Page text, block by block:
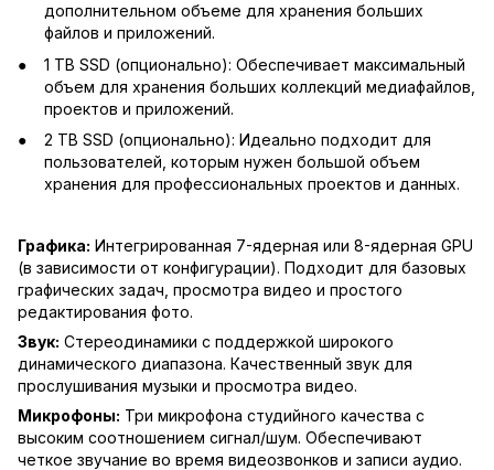
дополнительном объеме для хранения больших
файлов и приложений.
1 TB SSD (опционально): Обеспечивает максимальный
объем для хранения больших коллекций медиафайлов,
проектов и приложений.
2 TB SSD (опционально): Идеально подходит для
пользователей, которым нужен большой объем
хранения для профессиональных проектов и данных.
Графика: Интегрированная 7-ядерная или 8-ядерная GPU
(в зависимости от конфигурации). Подходит для базовых
графических задач, просмотра видео и простого
редактирования фото.
Звук: Стереодинамики с поддержкой широкого
динамического диапазона. Качественный звук для
прослушивания музыки и просмотра видео.
Микрофоны: Три микрофона студийного качества с
высоким соотношением сигнал/шум. Обеспечивают
четкое звучание во время видеозвонков и записи аудио.